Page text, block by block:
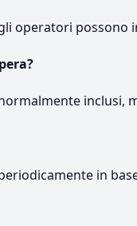
operatori possono
inclusi,
in